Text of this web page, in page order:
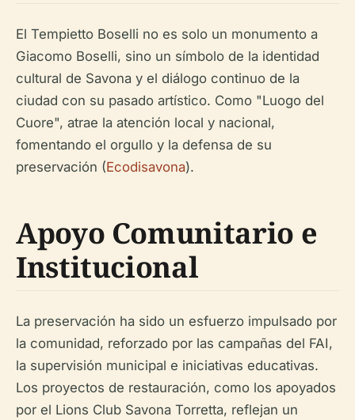
El Tempietto Boselli no es solo un monumento a
Giacomo Boselli, sino un símbolo de la identidad
cultural de Savona y el diálogo continuo de la
ciudad con su pasado artístico. Como "Luogo del
Cuore", atrae la atención local y nacional,
fomentando el orgullo y la defensa de su
preservación (Ecodisavona).
Apoyo Comunitario e
Institucional
La preservación ha sido un esfuerzo impulsado por
la comunidad, reforzado por las campañas del FAI,
la supervisión municipal e iniciativas educativas.
Los proyectos de restauración, como los apoyados
por el Lions Club Savona Torretta, reflejan un